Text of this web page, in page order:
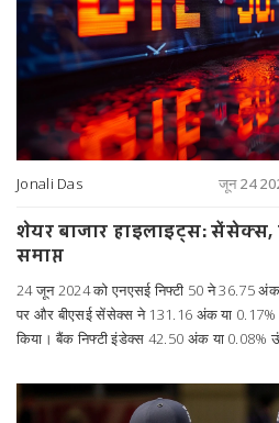
Jonali Das जून 24
शेयर बाजार हाइलाइट्स: सेंसेक्स,
समाप्त
24 जून 2024 को एनएसई निफ्टी 50 ने 36.75
पर और बीएसई सेंसेक्स ने 131.16 अंक या
किया। बैंक निफ्टी इंडेक्स 42.50 अंक या 0.08%